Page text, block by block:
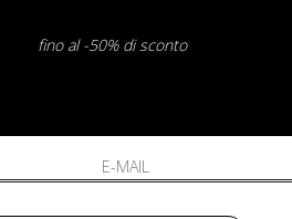
Contatti
fino al -50% di sconto